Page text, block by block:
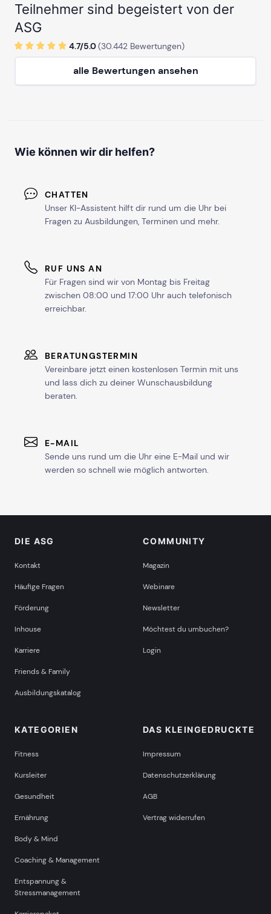
Teilnehmer sind begeistert von der
ASG
4.7/5.0(30.442 Bewertungen)
alle Bewertungen ansehen
Wie können wir dir helfen?
CHATTEN
Unser KI-Assistent hilft dir rund um die Uhr bei
Fragen zu Ausbildungen, Terminen und mehr.
RUF UNS AN
Für Fragen sind wir von Montag bis Freitag
zwischen 08:00 und 17:00 Uhr auch telefonisch
erreichbar.
BERATUNGSTERMIN
Vereinbare jetzt einen kostenlosen Termin mit uns
und lass dich zu deiner Wunschausbildung
beraten.
E-MAIL
Sende uns rund um die Uhr eine E-Mail und wir
werden so schnell wie möglich antworten.
DIE ASG
Kontakt
Häufige Fragen
Förderung
Inhouse
Karriere
Friends & Family
Ausbildungskatalog
COMMUNITY
Magazin
Webinare
Newsletter
Möchtest du umbuchen?
Login
KATEGORIEN
Fitness
Kursleiter
Gesundheit
Ernährung
Body & Mind
Coaching & Management
Entspannung &
Stressmanagement
DAS KLEINGEDRUCKTE
Impressum
Datenschutzerklärung
AGB
Vertrag widerrufen